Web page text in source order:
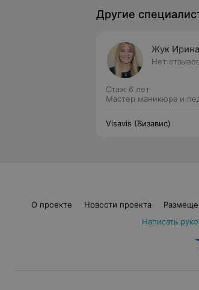
Другие
Жук Ирина
Нет
Стаж 6 лет
Мастер маникюра и
Visavis (Визавис)
О проекте Новости проекта
Написать